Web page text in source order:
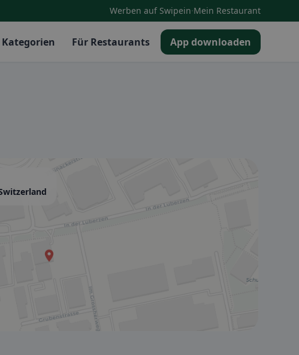
Werben auf Swipein·Mein Restaurant
Kategorien Für Restaurants App downloaden